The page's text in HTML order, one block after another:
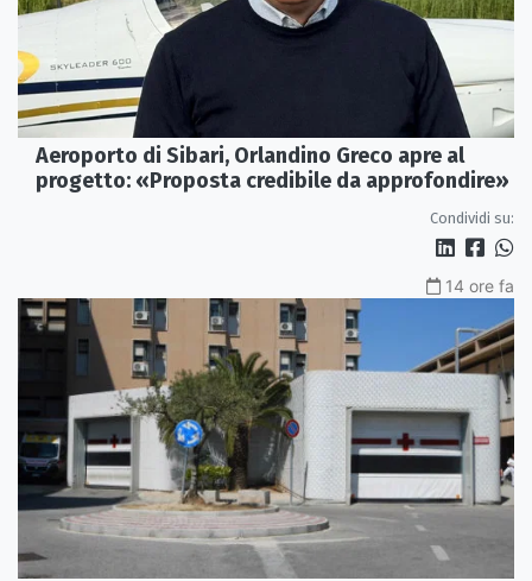
Aeroporto di Sibari, Orlandino Greco apre al
progetto: «Proposta credibile da approfondire»
Condividi su:
14 ore fa